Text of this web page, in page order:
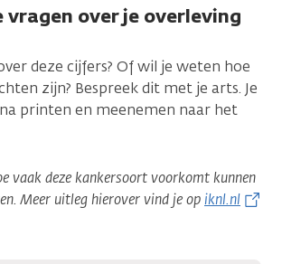
leeft:
vragen over je overleving
deze cijfers? Of wil je weten hoe
zijn? Bespreek dit met je arts. Je
printen en meenemen naar het
vaak deze kankersoort voorkomt kunnen
Meer uitleg hierover vind je opiknl.nl